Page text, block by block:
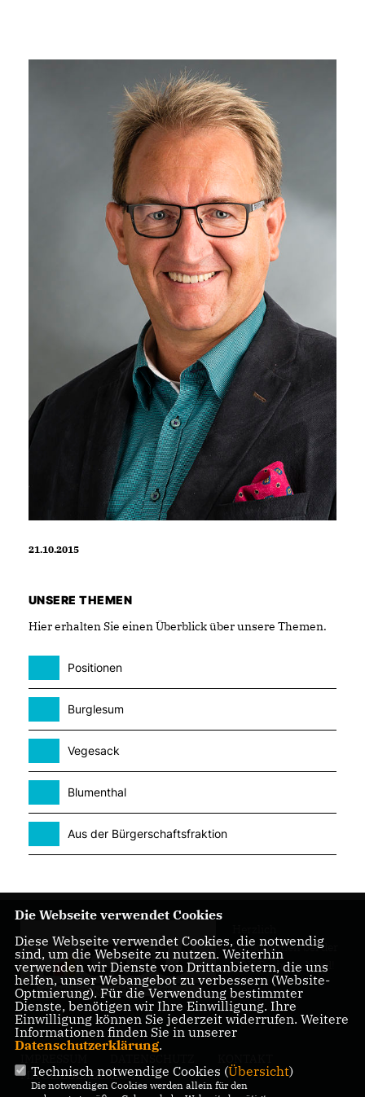
21.10.2015
UNSERE THEMEN
Hier erhalten Sie einen Überblick über unsere Themen.
Positionen
Burglesum
Vegesack
Blumenthal
Aus der Bürgerschaftsfraktion
Willkommen bei der
CDU Bremen-Nord!
MITGLIEDERBEREICH
Die Webseite verwendet Cookies
Diese Webseite verwendet Cookies, die notwendig
sind, um die Webseite zu nutzen. Weiterhin
verwenden wir Dienste von Drittanbietern, die uns
helfen, unser Webangebot zu verbessern (Website-
Optmierung). Für die Verwendung bestimmter
Dienste, benötigen wir Ihre Einwilligung. Ihre
Einwilligung können Sie jederzeit widerrufen. Weitere
Informationen finden Sie in unserer
Datenschutzerklärung.
Technisch notwendige Cookies (Übersicht)
Die notwendigen Cookies werden allein für den